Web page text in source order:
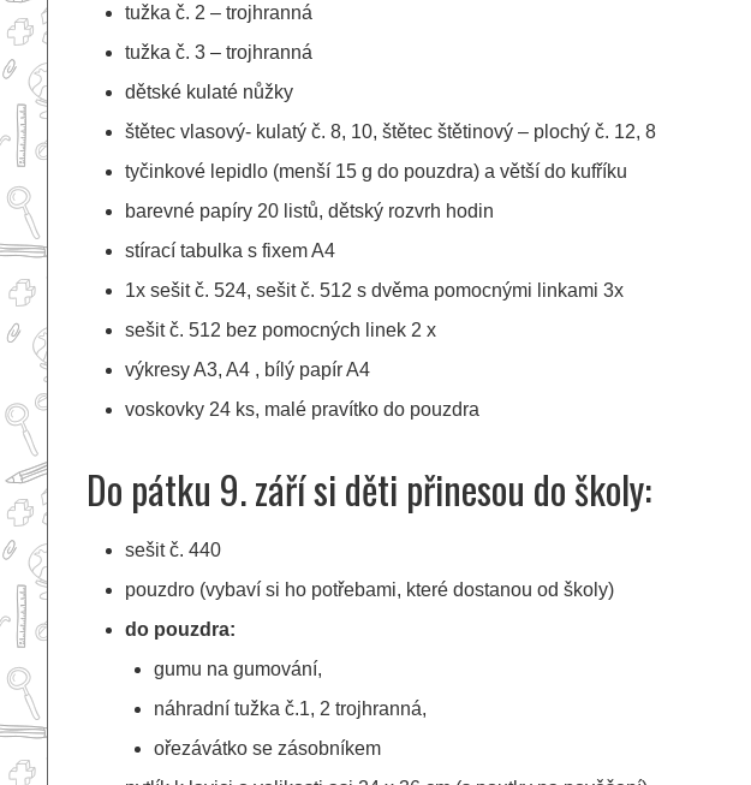
tužka č. 2 – trojhranná
tužka č. 3 – trojhranná
dětské kulaté nůžky
štětec vlasový- kulatý č. 8, 10, štětec štětinový – plochý č. 12, 8
tyčinkové lepidlo (menší 15 g do pouzdra) a větší do kufříku
barevné papíry 20 listů, dětský rozvrh hodin
stírací tabulka s fixem A4
1x sešit č. 524, sešit č. 512 s dvěma pomocnými linkami 3x
sešit č. 512 bez pomocných linek 2 x
výkresy A3, A4 , bílý papír A4
voskovky 24 ks, malé pravítko do pouzdra
Do pátku 9. září si děti přinesou do školy:
sešit č. 440
pouzdro (vybaví si ho potřebami, které dostanou od školy)
do pouzdra:
gumu na gumování,
náhradní tužka č.1, 2 trojhranná,
ořezávátko se zásobníkem